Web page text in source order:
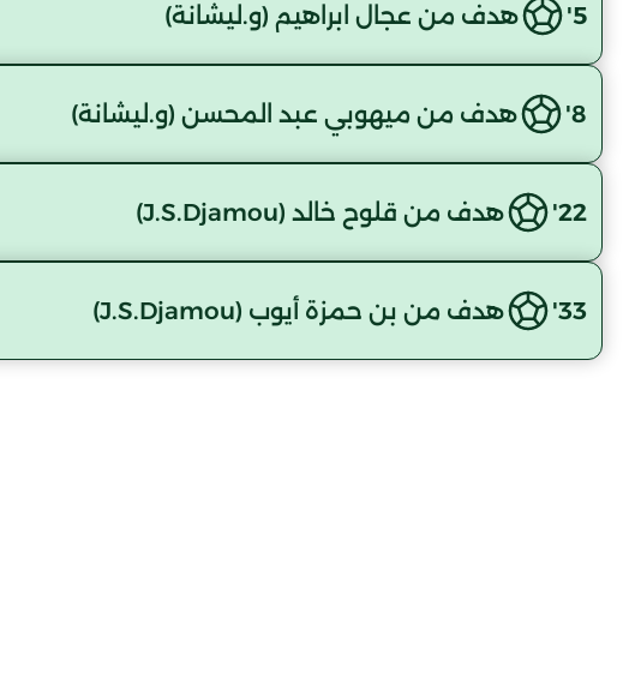
5' هدف من عجال ابراهيم (و.ليشانة)
8' هدف من ميهوبي عبد المحسن (و.ليشانة)
22' هدف من قلوح خالد (J.S.Djamou)
33' هدف من بن حمزة أيوب (J.S.Djamou)